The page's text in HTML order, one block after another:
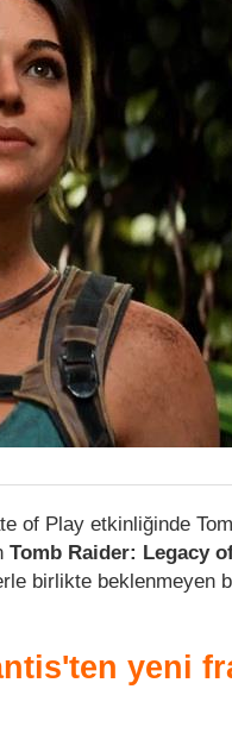
of Play etkinliğinde
Tomb Raider: Legacy
birlikte beklenmeyen
yeni